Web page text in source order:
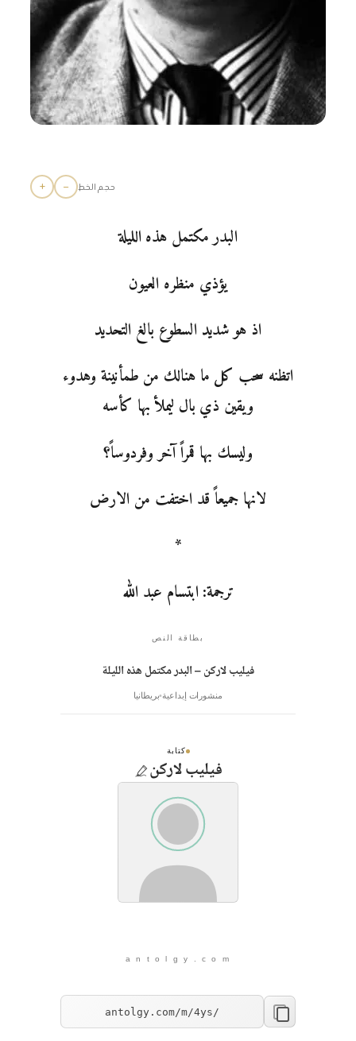
حجم الخط −
+
البدر مكتمل هذه الليلة
يؤذي منظره العيون
اذ هو شديد السطوع بالغ التحديد
اتظنه سحب كل ما هنالك من طمأنينة وهدوء
ويقين ذي بال ليملأ بها كأسه
وليسك بها قمراً آخر وفردوساً؟
لانها جميعاً قد اختفت من الارض
*
ترجمة: ابتسام عبد الله
بطاقة النص
فيليب لاركن – البدر مكتمل هذه الليلة
منشورات إبداعية بريطانيا
كتابة
فيليب لاركن
a n t o l g y . c o m